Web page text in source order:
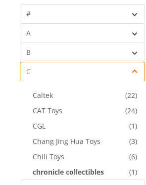
#
A
B
C
(22)
Caltek
(24)
CAT Toys
(1)
CGL
(3)
Chang Jing Hua Toys
(6)
Chili Toys
(1)
chronicle collectibles